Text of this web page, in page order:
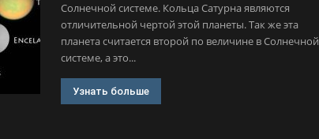
Солнечной системе. Кольца Сатурна являются
отличительной чертой этой планеты. Так же эта
планета считается второй по величине в Солнечной
системе, а это...
Узнать больше